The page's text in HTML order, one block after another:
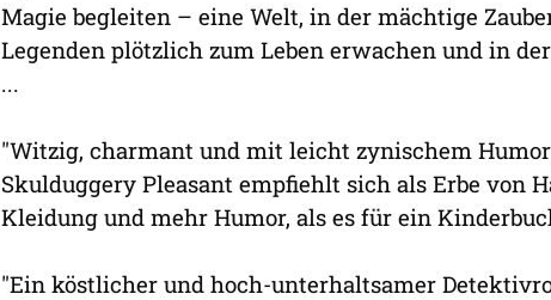
Magie begleiten – eine Welt, in der mächtige
Legenden plötzlich zum Leben erwachen und in
...
"Witzig, charmant und mit leicht zynischem
Skulduggery Pleasant empfiehlt sich als Erbe von
Kleidung und mehr Humor, als es für ein
"Ein köstlicher und hoch-unterhaltsamer